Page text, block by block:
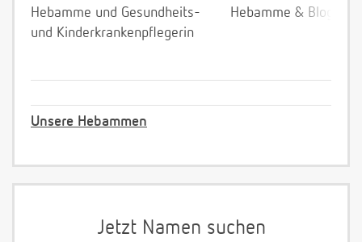
Hebamme und Gesundheits-
und Kinderkrankenpflegerin
Hebamme &
Unsere Hebammen
Jetzt Namen suchen